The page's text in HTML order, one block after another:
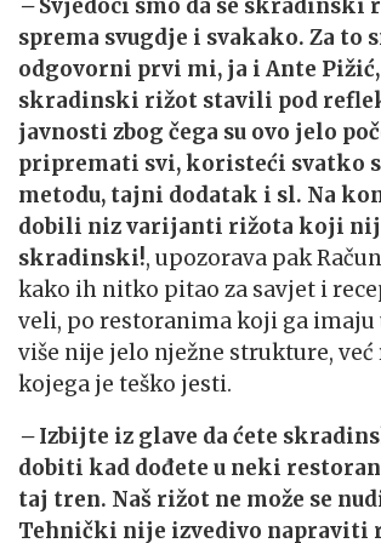
–Svjedoci smo da se skradinski
sprema svugdje i svakako. Za to
odgovorni prvi mi, ja i Ante
skradinski rižot stavili pod
javnosti zbog čega su ovo jelo
pripremati svi, koristeći svatko
metodu, tajni dodatak i sl. Na
dobili niz varijanti rižota koji
skradinski!, upozorava pak
kako ih nitko pitao za savjet i
veli, po restoranima koji ga imaju
više nije jelo nježne strukture,
kojega je teško jesti.
–Izbijte iz glave da ćete
dobiti kad dođete u neki
taj tren. Naš rižot ne može se
Tehnički nije izvedivo napraviti